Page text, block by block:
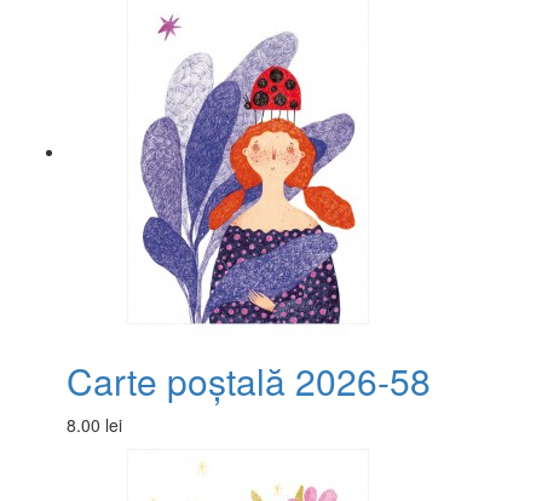
Carte poștală 2026-58
8.00 lei